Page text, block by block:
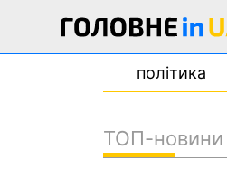
політика
ТОП-новини